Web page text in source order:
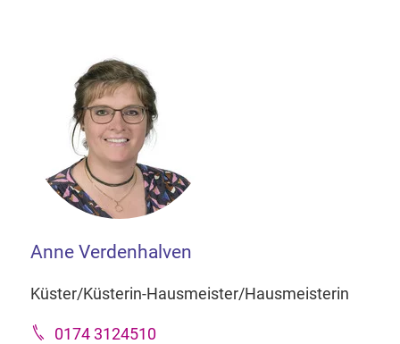
Anne Verdenhalven
Küster/Küsterin-Hausmeister/Hausmeisterin
0174 3124510